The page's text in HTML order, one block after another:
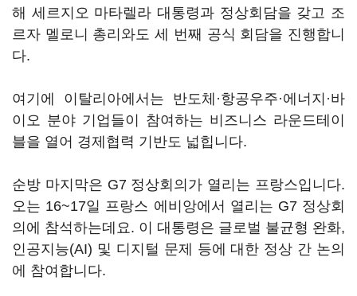
해 세르지오 마타렐라 대통령과 정상회담을 갖고 조
르자 멜로니 총리와도 세 번째 공식 회담을 진행합니
다.
여기에 이탈리아에서는 반도체·항공우주·에너지·바
이오 분야 기업들이 참여하는 비즈니스 라운드테이
블을 열어 경제협력 기반도 넓힙니다.
순방 마지막은 G7 정상회의가 열리는 프랑스입니다.
오는 16~17일 프랑스 에비앙에서 열리는 G7 정상회
의에 참석하는데요. 이 대통령은 글로벌 불균형 완화,
인공지능(AI) 및 디지털 문제 등에 대한 정상 간 논의
에 참여합니다.